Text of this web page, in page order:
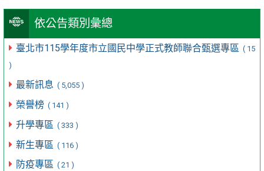
依公告類別彙總
臺北市115學年度市立國民中學正式教師聯合甄選專區 ( 15
)
最新訊息 ( 5,055 )
榮譽榜 ( 141 )
升學專區 ( 333 )
新生專區 ( 116 )
防疫專區 ( 21 )